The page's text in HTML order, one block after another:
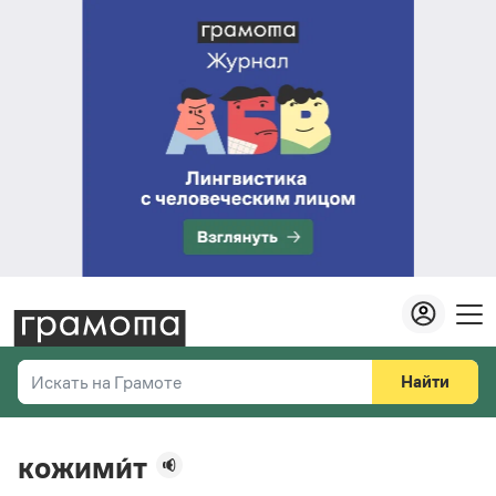
Искать на Грамоте
Справочная служба
Найти
кожими́т